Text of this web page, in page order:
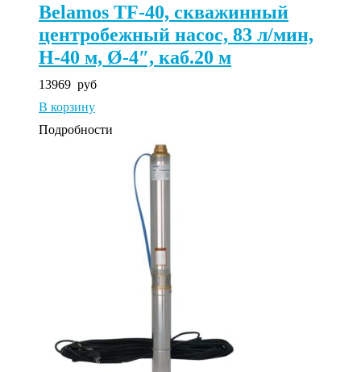
Belamos TF-40, скважинный
центробежный насос, 83 л/мин,
Н-40 м, Ø-4″, каб.20 м
13969 руб
В корзину
Подробности